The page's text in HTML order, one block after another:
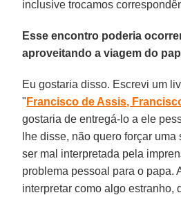
inclusive trocamos
Esse encontro poderia
aproveitando a viagem do
Eu gostaria disso. Escrevi um
" Francisco de Assis,
gostaria de entregá-lo a ele
lhe disse, não quero forçar
ser mal interpretada pela
problema pessoal para o papa.
interpretar como algo estranho,